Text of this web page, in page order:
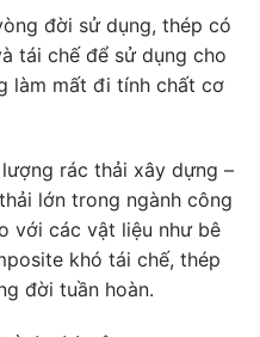
đời sử dụng, thép có
tái chế để sử dụng cho
làm mất đi tính chất cơ
rác thải xây dựng –
lớn trong ngành công
với các vật liệu như bê
khó tái chế, thép
đời tuần hoàn.